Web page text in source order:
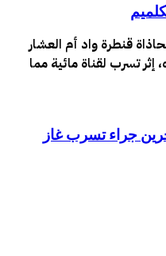
قنطرة واد أم العشار
تسرب لقناة مائية مما
أخرين جراء تسرب غاز